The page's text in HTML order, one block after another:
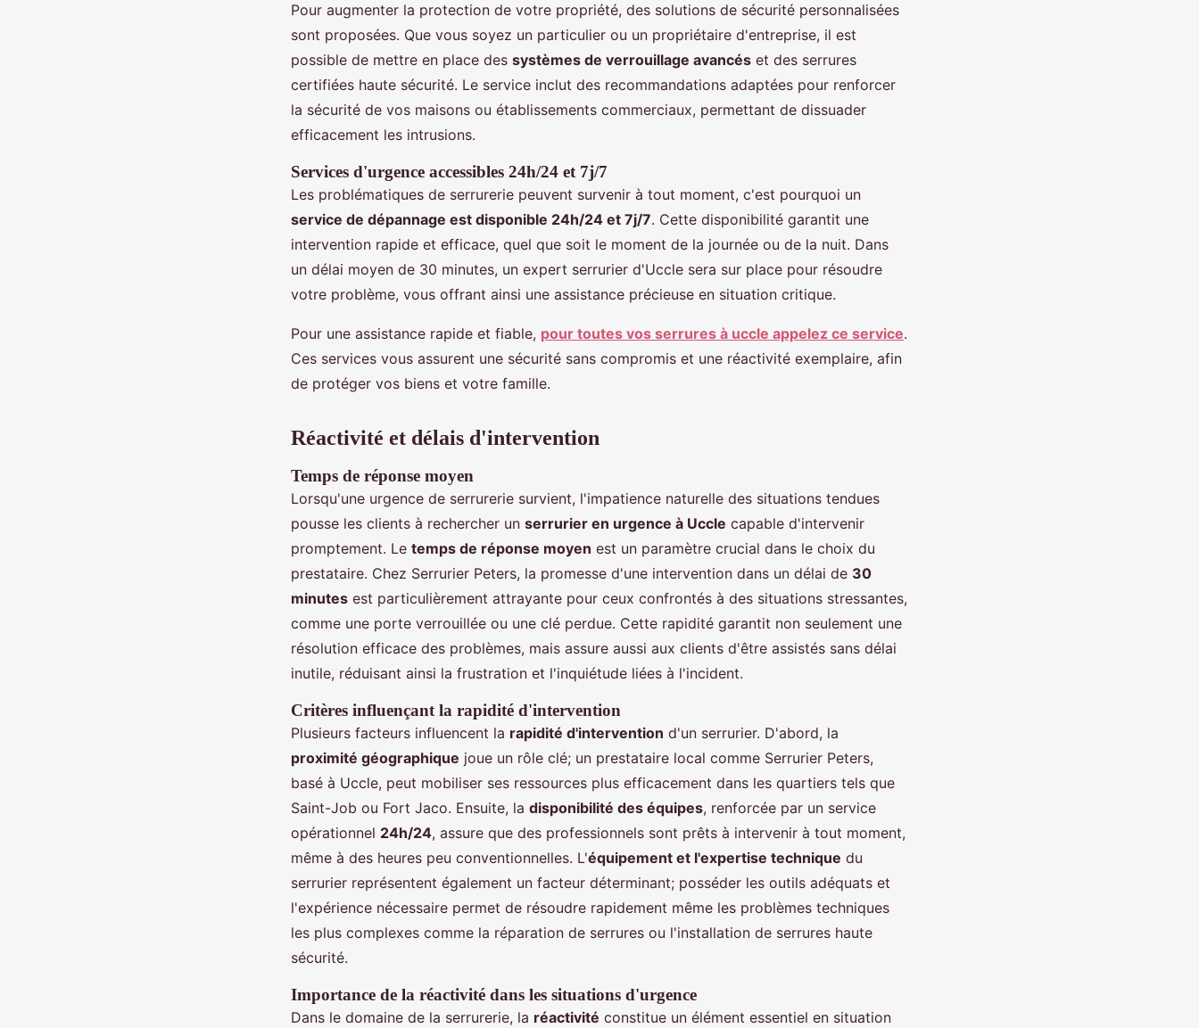
Pour augmenter la protection de votre propriété, des solutions de sécurité personnalisées
sont proposées. Que vous soyez un particulier ou un propriétaire d'entreprise, il est
possible de mettre en place des systèmes de verrouillage avancés et des serrures
certifiées haute sécurité. Le service inclut des recommandations adaptées pour renforcer
la sécurité de vos maisons ou établissements commerciaux, permettant de dissuader
efficacement les intrusions.
Services d'urgence accessibles 24h/24 et 7j/7
Les problématiques de serrurerie peuvent survenir à tout moment, c'est pourquoi un
service de dépannage est disponible 24h/24 et 7j/7. Cette disponibilité garantit une
intervention rapide et efficace, quel que soit le moment de la journée ou de la nuit. Dans
un délai moyen de 30 minutes, un expert serrurier d'Uccle sera sur place pour résoudre
votre problème, vous offrant ainsi une assistance précieuse en situation critique.
Pour une assistance rapide et fiable, pour toutes vos serrures à uccle appelez ce service.
Ces services vous assurent une sécurité sans compromis et une réactivité exemplaire, afin
de protéger vos biens et votre famille.
Réactivité et délais d'intervention
Temps de réponse moyen
Lorsqu'une urgence de serrurerie survient, l'impatience naturelle des situations tendues
pousse les clients à rechercher un serrurier en urgence à Uccle capable d'intervenir
promptement. Le temps de réponse moyen est un paramètre crucial dans le choix du
prestataire. Chez Serrurier Peters, la promesse d'une intervention dans un délai de 30
minutes est particulièrement attrayante pour ceux confrontés à des situations stressantes,
comme une porte verrouillée ou une clé perdue. Cette rapidité garantit non seulement une
résolution efficace des problèmes, mais assure aussi aux clients d'être assistés sans délai
inutile, réduisant ainsi la frustration et l'inquiétude liées à l'incident.
Critères influençant la rapidité d'intervention
Plusieurs facteurs influencent la rapidité d'intervention d'un serrurier. D'abord, la
proximité géographique joue un rôle clé; un prestataire local comme Serrurier Peters,
basé à Uccle, peut mobiliser ses ressources plus efficacement dans les quartiers tels que
Saint-Job ou Fort Jaco. Ensuite, la disponibilité des équipes, renforcée par un service
opérationnel 24h/24, assure que des professionnels sont prêts à intervenir à tout moment,
même à des heures peu conventionnelles. L'équipement et l'expertise technique du
serrurier représentent également un facteur déterminant; posséder les outils adéquats et
l'expérience nécessaire permet de résoudre rapidement même les problèmes techniques
les plus complexes comme la réparation de serrures ou l'installation de serrures haute
sécurité.
Importance de la réactivité dans les situations d'urgence
Dans le domaine de la serrurerie, la réactivité constitue un élément essentiel en situation